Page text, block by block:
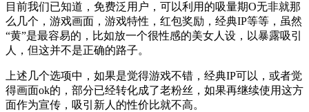
目前我们已知道，免费泛用户，可以利用的吸量期O无非就那
么几个，游戏画面，游戏特性，红包奖励，经典IP等等，虽然
“黄”是最容易的，比如放一个很性感的美女人设，以暴露吸引
人，但这并不是正确的路子。
上述几个选项中，如果是觉得游戏不错，经典IP可以，或者觉
得画面ok的，部分已经转化成了老粉丝，如果再继续使用这方
面作为宣传，吸引新人的性价比就不高。